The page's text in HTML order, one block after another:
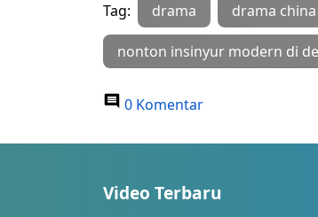
Tag: drama drama china
nonton insinyur modern di
0 Komentar
Video Terbaru